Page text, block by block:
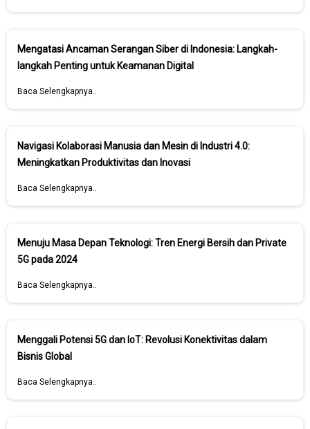
Mengatasi Ancaman Serangan Siber di Indonesia: Langkah-
langkah Penting untuk Keamanan Digital
Baca Selengkapnya..
Navigasi Kolaborasi Manusia dan Mesin di Industri 4.0:
Meningkatkan Produktivitas dan Inovasi
Baca Selengkapnya..
Menuju Masa Depan Teknologi: Tren Energi Bersih dan Private
5G pada 2024
Baca Selengkapnya..
Menggali Potensi 5G dan IoT: Revolusi Konektivitas dalam
Bisnis Global
Baca Selengkapnya..